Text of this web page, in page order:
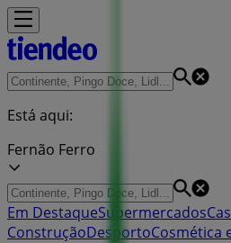
Está aqui:
Fernão Ferro
Em DestaqueSupermercados
ConstruçãoDesportoCosmética